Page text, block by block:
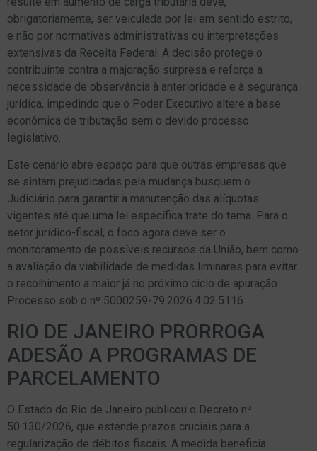
obrigatoriamente, ser veiculada por lei em sentido estrito,
e não por normativas administrativas ou interpretações
extensivas da Receita Federal. A decisão protege o
contribuinte contra a majoração surpresa e reforça a
necessidade de observância à anterioridade e à segurança
jurídica, impedindo que o Poder Executivo altere a base
econômica de tributação sem o devido processo
legislativo.
Este cenário abre espaço para que outras empresas que
se sintam prejudicadas pela mudança busquem o
Judiciário para garantir a manutenção das alíquotas
vigentes até que uma lei específica trate do tema. Para o
setor jurídico-fiscal, o foco agora deve ser o
monitoramento de possíveis recursos da União, bem como
a avaliação da viabilidade de medidas liminares para evitar
o recolhimento a maior já no próximo ciclo de apuração.
Processo sob o nº 5000259-79.2026.4.02.5116
RIO DE JANEIRO PRORROGA
ADESÃO A PROGRAMAS DE
PARCELAMENTO
O Estado do Rio de Janeiro publicou o Decreto nº
50.130/2026, que estende prazos cruciais para a
regularização de débitos fiscais. A medida beneficia